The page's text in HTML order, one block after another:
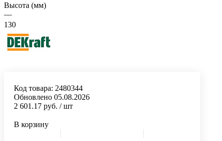
Высота (мм)
—
130
Код товара: 2480344
Обновлено 05.08.2026
2 601.17 руб. / шт
В корзину